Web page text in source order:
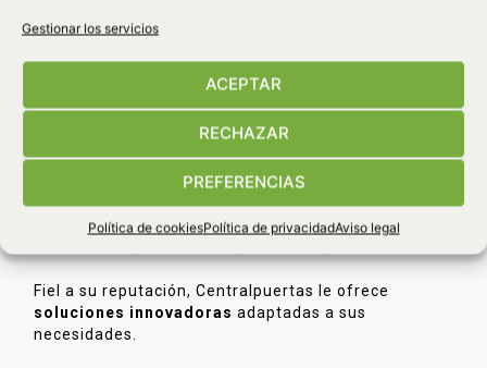
Gestionar los servicios
ACEPTAR
RECHAZAR
PREFERENCIAS
Política de cookiesPolítica de privacidadAviso legal
Sobre Nosotros
Con unafuerte experiencia, Centropuertas dispone
de técnicos profesionales quecombinan
competencia y dinamismopara estar a su
disposición para cualquier evaluación o consejo
concerniente a sus necesidades entodo tipo de
puertas, ya sean:peatonales, basculantes,
Fiel a su reputación, Centralpuertas le ofrece
soluciones innovadoras adaptadas a sus
necesidades.